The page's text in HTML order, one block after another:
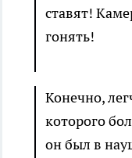
ставят!
гонять!
Конечно,
которого
он был в